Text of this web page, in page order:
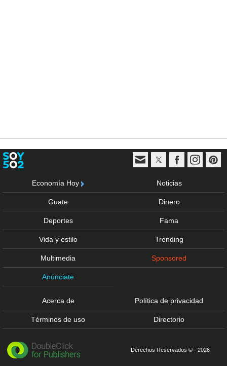
Economía Hoy Noticias
Guate Dinero
Deportes Fama
Vida y estilo Trending
Multimedia Sponsored
Anúnciate
Acerca de Política de privacidad
Términos de uso Directorio
Derechos Reservados © - 2026